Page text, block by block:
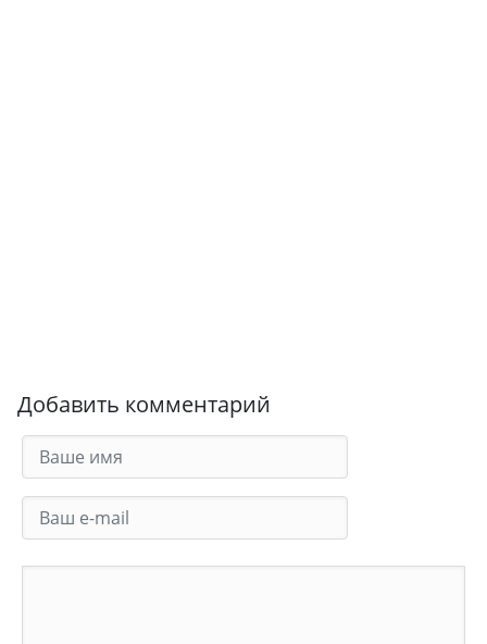
Добавить комментарий